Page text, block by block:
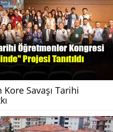
Savaşı Tarihi